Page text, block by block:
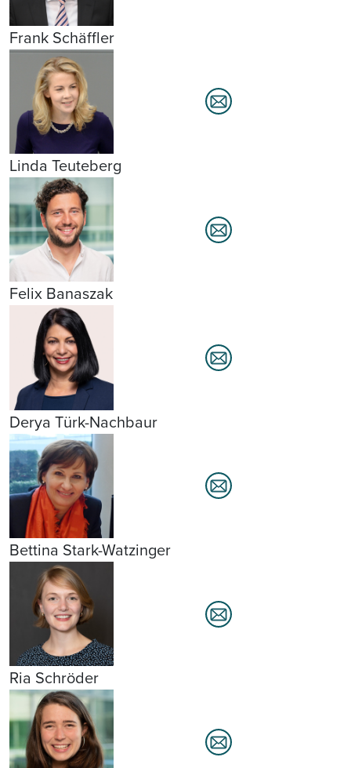
Frank Schäffler
Linda Teuteberg
Felix Banaszak
Derya Türk-Nachbaur
Bettina Stark-Watzinger
Ria Schröder